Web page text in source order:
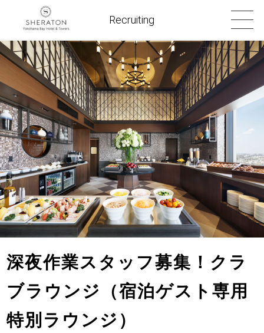
Recruiting
深夜作業スタッフ募集！クラ
ブラウンジ（宿泊ゲスト専用
特別ラウンジ）